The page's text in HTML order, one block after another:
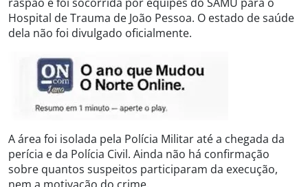
Hospital de Trauma de João Pessoa. O estado de saúde
dela não foi divulgado oficialmente.
A área foi isolada pela Polícia Militar até a chegada da
perícia e da Polícia Civil. Ainda não há confirmação
sobre quantos suspeitos participaram da execução,